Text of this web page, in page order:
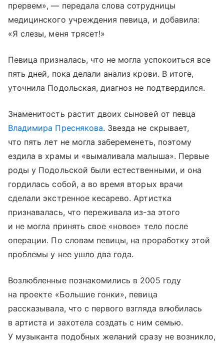
прервем», — передала слова сотрудницы
медицинского учреждения певица, и добавила:
«Я слезы, меня трясет!»
Певица призналась, что не могла успокоиться все
пять дней, пока делали анализ крови. В итоге,
уточнила Подольская, диагноз не подтвердился.
Знаменитость растит двоих сыновей от певца
Владимира Преснякова. Звезда не скрывает,
что пять лет не могла забеременеть, поэтому
ездила в храмы и «вымаливала малыша». Первые
роды у Подольской были естественными, и она
гордилась собой, а во время вторых врачи
сделали экстренное кесарево. Артистка
признавалась, что переживала из-за этого
и не могла принять свое «новое» тело после
операции. По словам певицы, на проработку этой
проблемы у нее ушло два года.
Возлюбленные познакомились в 2005 году
на проекте «Большие гонки», певица
рассказывала, что с первого взгляда влюбилась
в артиста и захотела создать с ним семью.
У музыканта подобных желаний сразу не возникло,